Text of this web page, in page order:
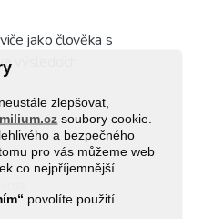
zlepšovat,
soubory cookie.
a bezpečného
pro vás můžeme web
co nejpříjemnější.
povolíte použití
jako člověka s
výsledcích